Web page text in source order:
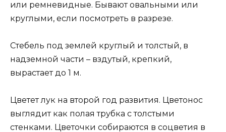
или ремневидные. Бывают овальными или
круглыми, если посмотреть в разрезе.
Стебель под землей круглый и толстый, в
надземной части – вздутый, крепкий,
вырастает до 1 м.
Цветет лук на второй год развития. Цветонос
выглядит как полая трубка с толстыми
стенками. Цветочки собираются в соцветия в